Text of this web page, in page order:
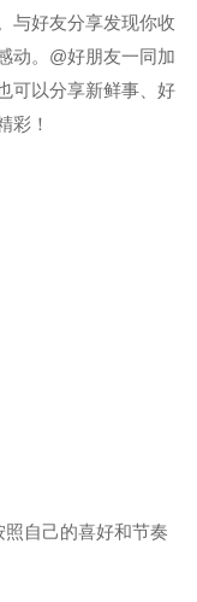
与好友分享发现你收
动。@好朋友一同加
可以分享新鲜事、好
彩！
自己的喜好和节奏